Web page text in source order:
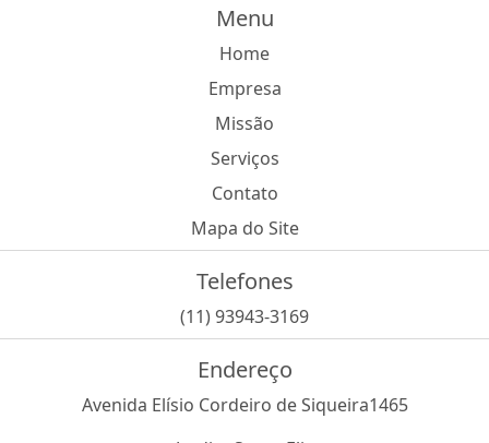
Menu
Home
Empresa
Missão
Serviços
Contato
Mapa do Site
Telefones
(11) 93943-3169
Endereço
Avenida Elísio Cordeiro de Siqueira1465